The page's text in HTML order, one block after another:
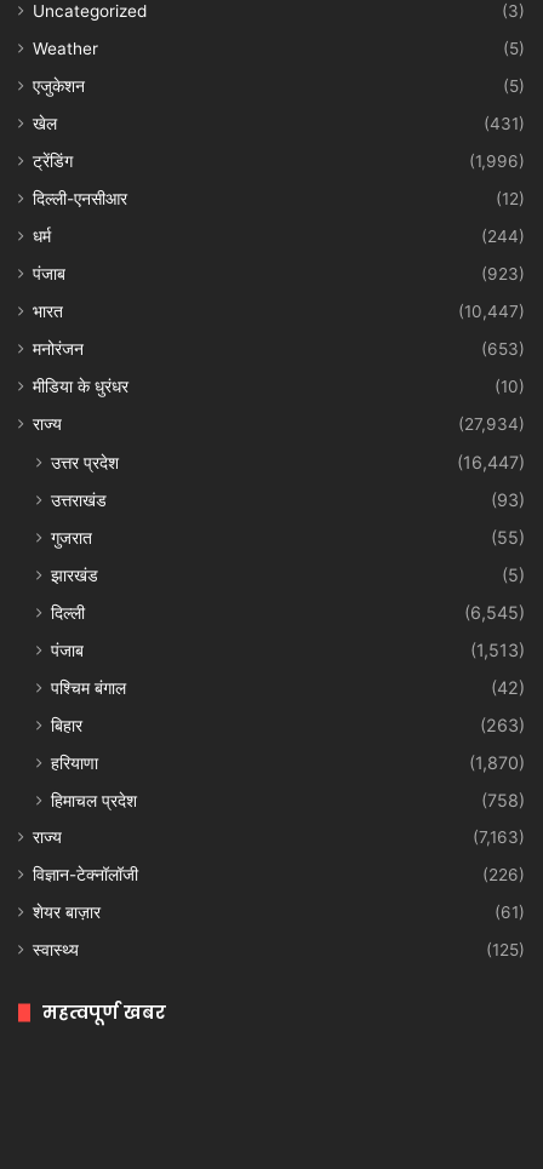
Uncategorized
(3)
Weather
(5)
एजुकेशन
(5)
खेल
(431)
ट्रेंडिंग
(1,996)
दिल्ली-एनसीआर
(12)
धर्म
(244)
पंजाब
(923)
भारत
(10,447)
मनोरंजन
(653)
मीडिया के धुरंधर
(10)
राज्य
(27,934)
उत्तर प्रदेश
(16,447)
उत्तराखंड
(93)
गुजरात
(55)
झारखंड
(5)
दिल्ली
(6,545)
पंजाब
(1,513)
पश्चिम बंगाल
(42)
बिहार
(263)
हरियाणा
(1,870)
हिमाचल प्रदेश
(758)
राज्य
(7,163)
विज्ञान-टेक्नॉलॉजी
(226)
शेयर बाज़ार
(61)
स्वास्थ्य
(125)
महत्वपूर्ण खबर